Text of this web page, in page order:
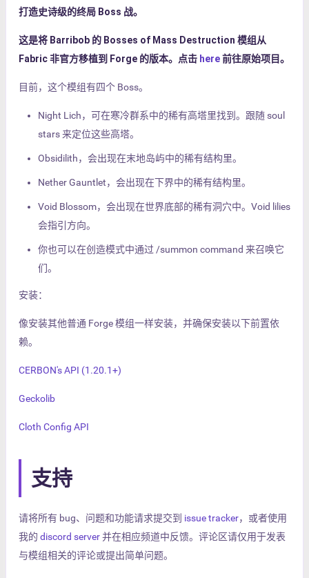
打造史诗级的终局 Boss 战。
这是将 Barribob 的 Bosses of Mass Destruction 模组从
Fabric 非官方移植到 Forge 的版本。点击 here前往原始项目。
目前，这个模组有四个 Boss。
Night Lich，可在寒冷群系中的稀有高塔里找到。跟随 soul
stars 来定位这些高塔。
Obsidilith，会出现在末地岛屿中的稀有结构里。
Nether Gauntlet，会出现在下界中的稀有结构里。
Void Blossom，会出现在世界底部的稀有洞穴中。Void lilies
会指引方向。
你也可以在创造模式中通过 /summon command 来召唤它
们。
安装：
像安装其他普通 Forge 模组一样安装，并确保安装以下前置依
赖。
CERBON's API (1.20.1+)
Geckolib
Cloth Config API
支持
请将所有 bug、问题和功能请求提交到 issue tracker，或者使用
我的 discord server并在相应频道中反馈。评论区请仅用于发表
与模组相关的评论或提出简单问题。